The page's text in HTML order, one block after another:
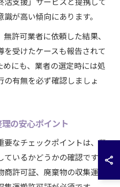
が高い傾向にあります。
許可業者に依頼した結果、
受けたケースも報告されて
めにも、業者の選定時には処
有無を必ず確認しましょ
の安心ポイント
要なチェックポイントは、業
いるかどうかの確認です。
許可証、廃棄物の収集運搬